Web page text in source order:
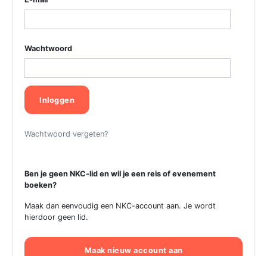
Wachtwoord
Inloggen
Wachtwoord vergeten?
Ben je geen NKC-lid en wil je een reis of evenement
boeken?
Maak dan eenvoudig een NKC-account aan. Je wordt
hierdoor geen lid.
Maak nieuw account aan